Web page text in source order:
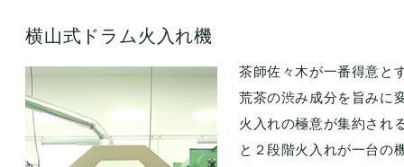
横山式ドラム火入れ機
茶師佐々木が一番得意と
荒茶の渋み成分を旨みに
火入れの極意が集約され
と２段階火入れが一台の